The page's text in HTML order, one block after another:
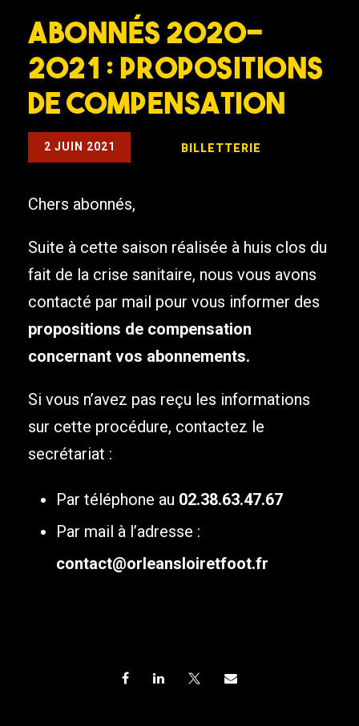
Abonnés 2020-
2021 : Propositions
de Compensation
2 JUIN 2021 BILLETTERIE
Chers abonnés,
Suite à cette saison réalisée à huis clos du
fait de la crise sanitaire, nous vous avons
contacté par mail pour vous informer des
propositions de compensation
concernant vos abonnements.
Si vous n’avez pas reçu les informations
sur cette procédure, contactez le
secrétariat :
Par téléphone au 02.38.63.47.67
Par mail à l’adresse :
contact@orleansloiretfoot.fr